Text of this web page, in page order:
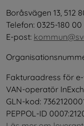
Boråsvägen 13, 512
Telefon: 0325-180 00
E-post:
Fakturaadress för
VAN-operatör
GLN-kod:
PEPPOL-ID